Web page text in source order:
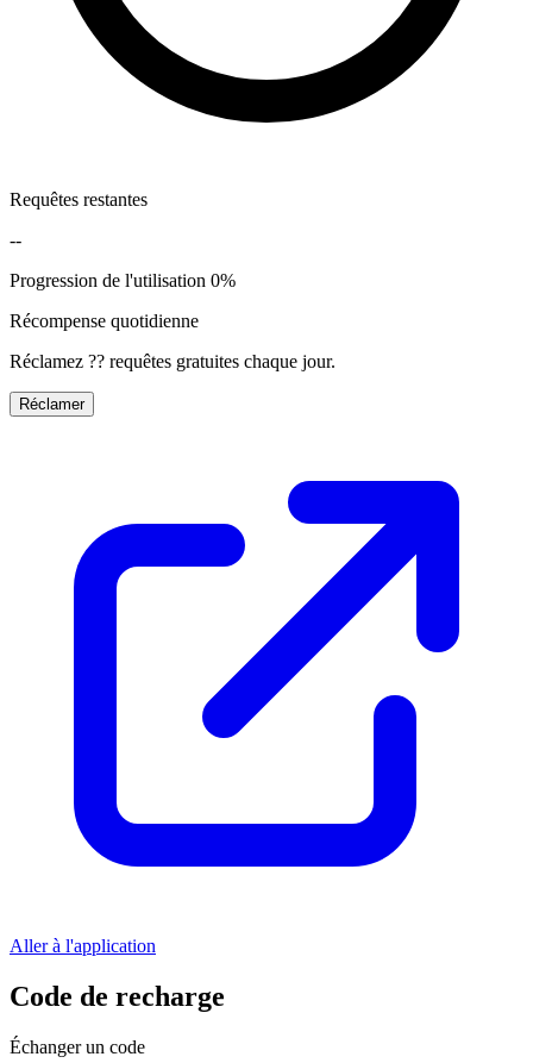
Requêtes restantes
--
Progression de l'utilisation 0%
Récompense quotidienne
Réclamez ?? requêtes gratuites chaque jour.
Réclamer
Aller à l'application
Code de recharge
Échanger un code